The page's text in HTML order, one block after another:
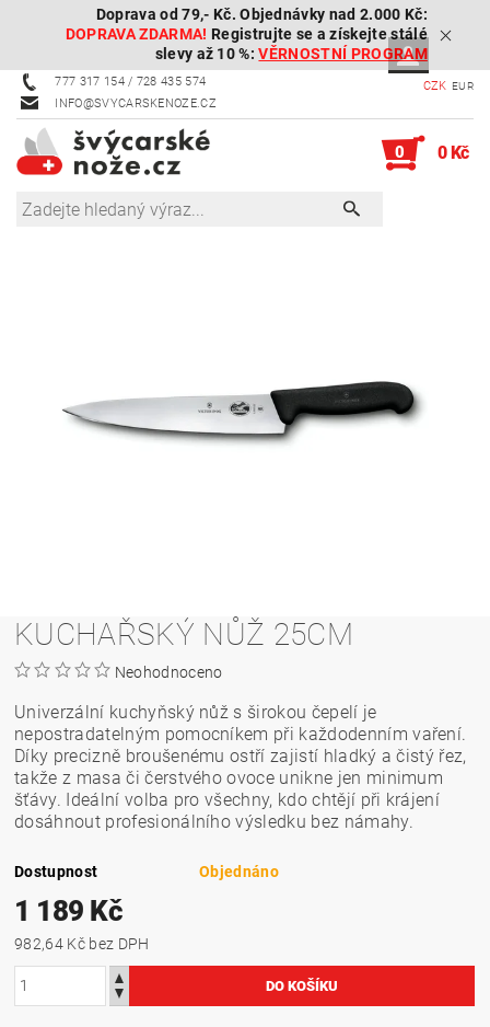
Doprava od 79,- Kč. Objednávky nad 2.000 Kč:
DOPRAVA ZDARMA! Registrujte se a získejte stálé
slevy až 10 %:VĚRNOSTNÍ PROGRAM
777 317 154 / 728 435 574
INFO@SVYCARSKENOZE.CZ
CZK EUR
0 0 Kč
KUCHAŘSKÝ NŮŽ 25CM
Neohodnoceno
Univerzální kuchyňský nůž s širokou čepelí je
nepostradatelným pomocníkem při každodenním vaření.
Díky precizně broušenému ostří zajistí hladký a čistý řez,
takže z masa či čerstvého ovoce unikne jen minimum
šťávy. Ideální volba pro všechny, kdo chtějí při krájení
dosáhnout profesionálního výsledku bez námahy.
Dostupnost Objednáno
1 189 Kč
982,64 Kč bez DPH